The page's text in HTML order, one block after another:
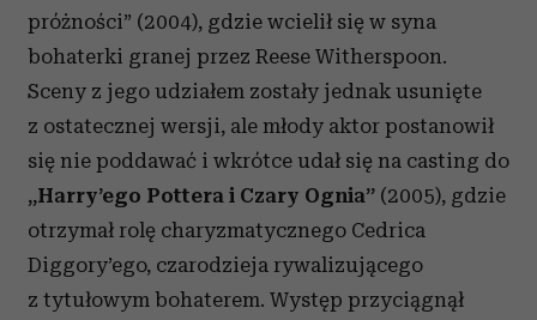
próżności” (2004), gdzie wcielił się w syna
bohaterki granej przez Reese Witherspoon.
Sceny z jego udziałem zostały jednak usunięte
z ostatecznej wersji, ale młody aktor postanowił
się nie poddawać i wkrótce udał się na casting do
„Harry’ego Pottera i Czary Ognia” (2005), gdzie
otrzymał rolę charyzmatycznego Cedrica
Diggory’ego, czarodzieja rywalizującego
z tytułowym bohaterem. Występ przyciągnął